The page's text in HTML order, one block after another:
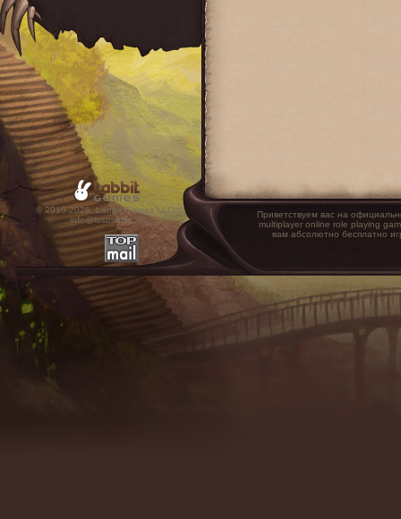
© 2010-2026. Labbit Games LLC.
info@lostmagic.ru
Приветствуем вас на
multiplayer online role playing
вам абсолютно бесплатно